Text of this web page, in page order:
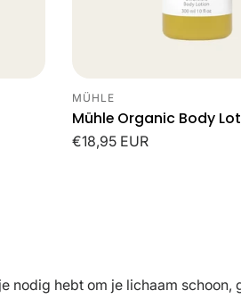
Leverancier:
MÜHLE
Mühle Organic Body
Normale
€18,95 EUR
hebt om je lichaam